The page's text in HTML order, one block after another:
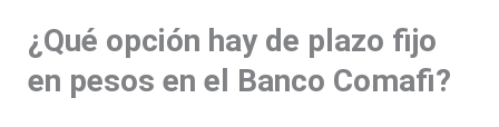
¿Qué opción hay de plazo fijo
en pesos en el Banco Comafi?